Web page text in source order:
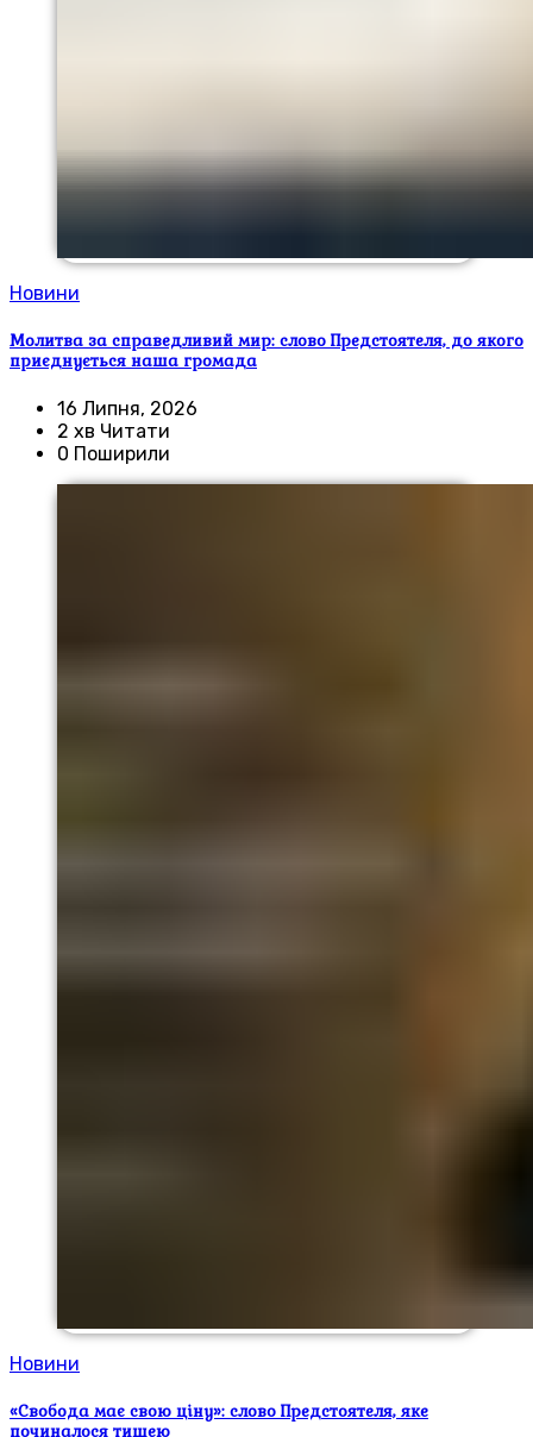
Новини
Молитва за справедливий мир: слово Предстоятеля, до якого
приєднується наша громада
16 Липня, 2026
2 хв Читати
0 Поширили
Новини
«Свобода має свою ціну»: слово Предстоятеля, яке
починалося тишею